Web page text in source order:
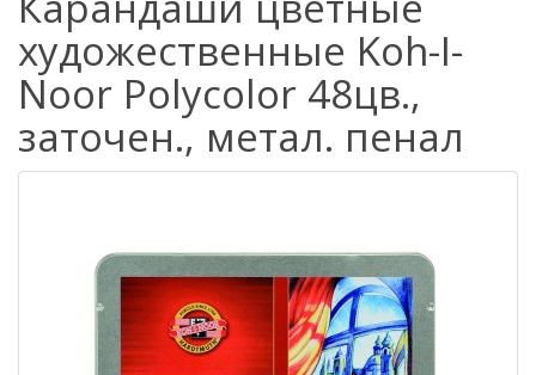
художественные Koh-I-
Noor Polycolor 48цв.,
заточен., метал. пенал